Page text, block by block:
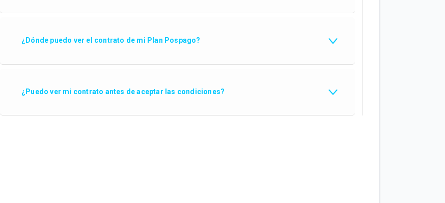
¿Dónde puedo ver el contrato de mi Plan Pospago?
¿Puedo ver mi contrato antes de aceptar las condiciones?